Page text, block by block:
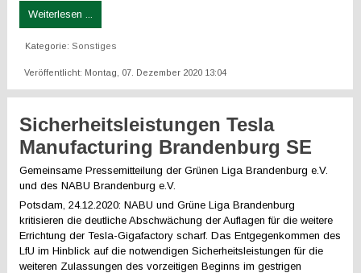
Weiterlesen ...
Kategorie:Sonstiges
Veröffentlicht: Montag, 07. Dezember 2020 13:04
Sicherheitsleistungen Tesla
Manufacturing Brandenburg SE
Gemeinsame Pressemitteilung der Grünen Liga Brandenburg e.V.
und des NABU Brandenburg e.V.
Potsdam, 24.12.2020: NABU und Grüne Liga Brandenburg
kritisieren die deutliche Abschwächung der Auflagen für die weitere
Errichtung der Tesla-Gigafactory scharf. Das Entgegenkommen des
LfU im Hinblick auf die notwendigen Sicherheitsleistungen für die
weiteren Zulassungen des vorzeitigen Beginns im gestrigen